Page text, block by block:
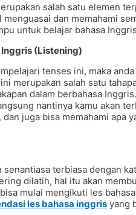
salah satu elemen
dan memahami
untuk belajar bahasa
Inggris (Listening)
tenses ini, maka
merupakan salah satu
dalam berbahasa
nantinya kamu akan
juga bisa memahami apa
terbiasa dengan
dilatih, hal itu akan
mulai mengikuti les
les bahasa inggris yang